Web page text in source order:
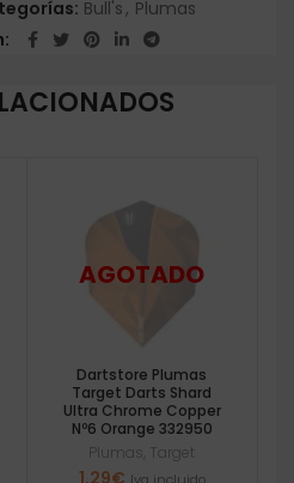
Bull's, Plumas
Dartstore Plumas
Target Darts Shard
Ultra Chrome Copper
Nº6 Orange 332950
Plumas Target
1,29€